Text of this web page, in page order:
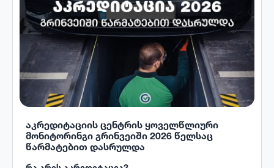
აკრედიტაციის ცენტრის ყოველწლიური
მონიტორინგი გრინვეიში 2026 წელსაც
წარმატებით დასრულდა